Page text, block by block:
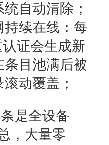
统自动清除 ；
持续在线 ：每
证会生成新
条目池满后被
滚动覆盖 ；
是全设备
，大量零